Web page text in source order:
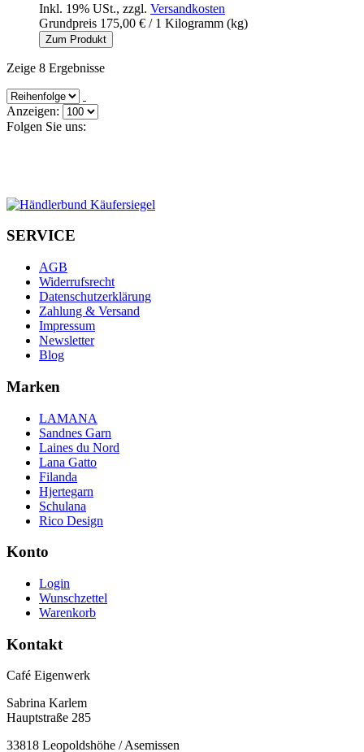
Inkl. 19% USt., zzgl. Versandkosten
Grundpreis 175,00 € / 1 Kilogramm (kg)
Zum Produkt
Zeige 8 Ergebnisse
Anzeigen:
Folgen Sie uns:
SERVICE
AGB
Widerrufsrecht
Datenschutzerklärung
Zahlung & Versand
Impressum
Newsletter
Blog
Marken
LAMANA
Sandnes Garn
Laines du Nord
Lana Gatto
Filanda
Hjertegarn
Schulana
Rico Design
Konto
Login
Wunschzettel
Warenkorb
Kontakt
Café Eigenwerk
Sabrina Karlem
Hauptstraße 285
33818 Leopoldshöhe / Asemissen